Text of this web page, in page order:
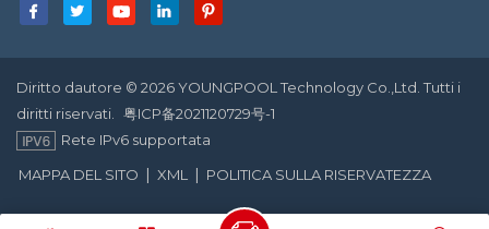
Diritto dautore © 2026 YOUNGPOOL Technology Co.,Ltd. Tutti i
diritti riservati.
粤ICP备2021120729号-1
Rete IPv6 supportata
MAPPA DEL SITO | XML | POLITICA SULLA RISERVATEZZA